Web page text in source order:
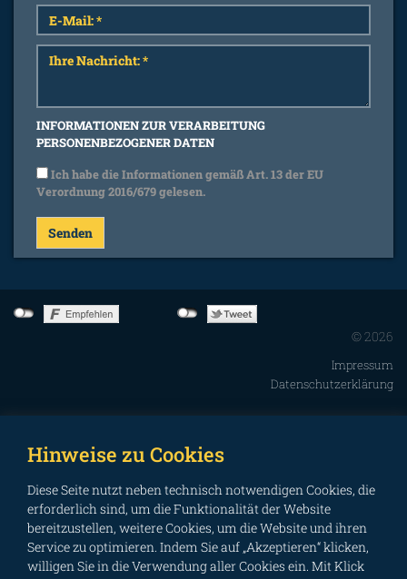
INFORMATIONEN ZUR VERARBEITUNG
PERSONENBEZOGENER DATEN
Verordnung 2016/679 gelesen.
© 2026
Impressum
Datenschutzerklärung
Hinweise zu Cookies
Diese Seite nutzt neben technisch notwendigen Cookies, die
erforderlich sind, um die Funktionalität der Website
bereitzustellen, weitere Cookies, um die Website und ihren
Service zu optimieren. Indem Sie auf „Akzeptieren“ klicken,
willigen Sie in die Verwendung aller Cookies ein. Mit Klick